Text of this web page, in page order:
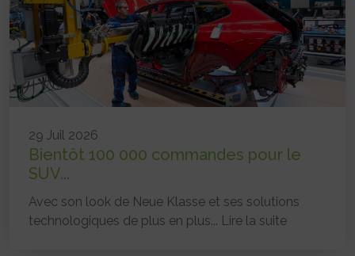
29 Juil 2026
Bientôt 100 000 commandes pour le
SUV...
Avec son look de Neue Klasse et ses solutions
technologiques de plus en plus... Lire la suite